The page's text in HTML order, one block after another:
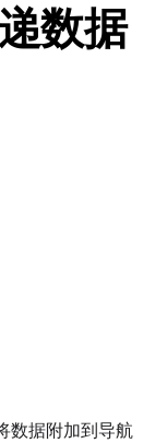
数据
数据附加到导航